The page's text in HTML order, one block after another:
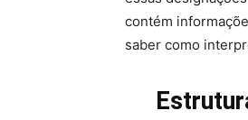
contém
saber como